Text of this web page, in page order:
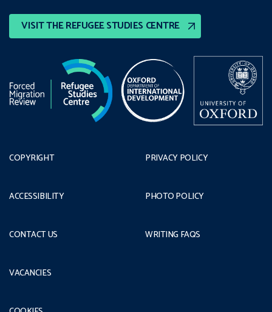
VISIT THE REFUGEE STUDIES CENTRE
COPYRIGHT
ACCESSIBILITY
CONTACT US
PRIVACY POLICY
PHOTO POLICY
WRITING FAQS
VACANCIES